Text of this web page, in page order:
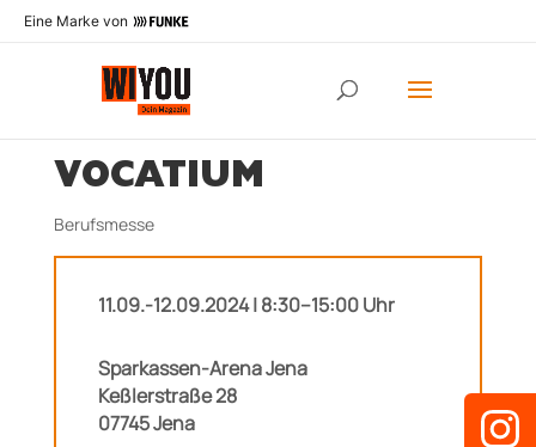
Eine Marke von
VOCATIUM
Berufsmesse
11.09.-12.09.2024 | 8:30–15:00 Uhr
Sparkassen-Arena Jena
Keßlerstraße 28
07745 Jena